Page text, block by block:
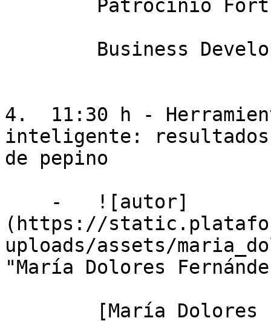
4.  11:30 h -
inteligente:
de pepino
(https://
uploads/assets/
"María Dolores